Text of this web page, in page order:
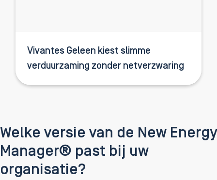
Vivantes Geleen kiest slimme
verduurzaming zonder netverzwaring
Welke versie van de New Energy
Manager® past bij uw
organisatie?